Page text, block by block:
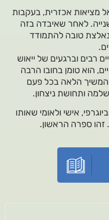
מציאות אכזרית, בעקבות
לאחר שאיבדה בזה
טובה להתמודד
רבים וברגעים של ייאוש
הוא טומן בחובו הרבה
הלאה בכל פעם
ותחושת ניצחון.
אישי ולאומי שאותו
ספרה הראשון.